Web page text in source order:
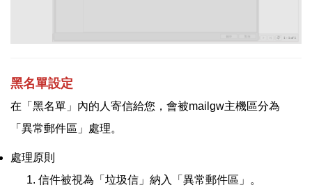
黑名單設定
在「黑名單」內的人寄信給您，會被mailgw主機區分為
「異常郵件區」處理。
處理原則
信件被視為「垃圾信」納入「異常郵件區」。